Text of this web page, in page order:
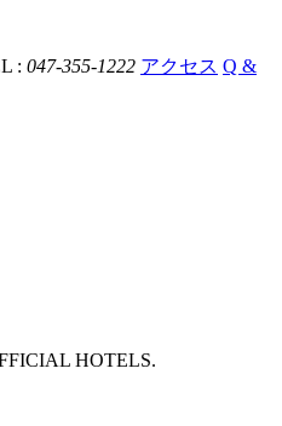
: 047-355-1222 アクセス Q &
HOTELS.